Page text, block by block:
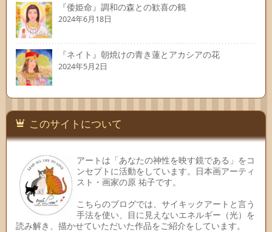
『倭姫命』調和の森との歓喜の鶴
2024年6月18日
『ネイト』朝焼けの青き蓮とアカシアの花
2024年5月2日
このサイトについて
アートは「あなたの神性を映す鏡である」をコ
ンセプトに活動をしています。日本画アーティ
スト・画家の原 祐子です。
こちらのブログでは、サイキックアートと言う
手法を使い、目に見えないエネルギー（光）を
読み解き、描かせていただいた作品をご紹介をしています。